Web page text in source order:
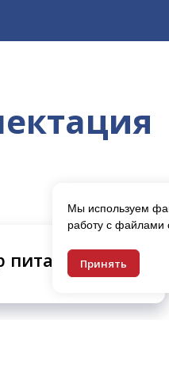
питания x 1
Мы используем
работу с файлами
Принять